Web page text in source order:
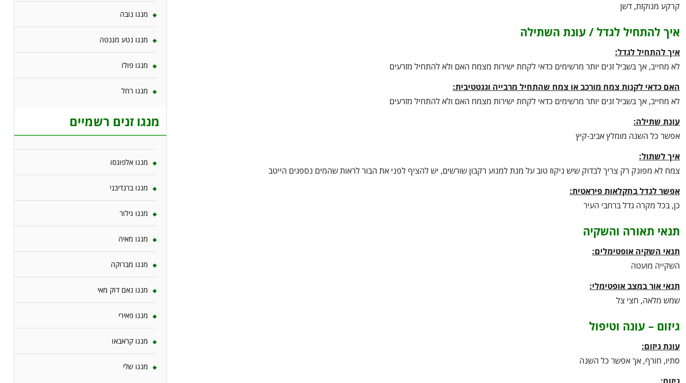
קרקע מנוקזת, דשן
איך להתחיל לגדל / עונת השתילה
איך להתחיל לגדל:
לא מחייב, אך בשביל זנים יותר מרשימים כדאי לקחת ישירות מצמח האם ולא להתחיל מזרעים
האם כדאי לקנות צמח מורכב או צמח שהתחיל מרבייה וגגטטיבית:
לא מחייב, אך בשביל זנים יותר מרשימים כדאי לקחת ישירות מצמח האם ולא להתחיל מזרעים
עונת שתילה:
אפשר כל השנה מומלץ אביב-קיץ
איך לשתול:
צמח לא מפונק רק צריך לבדוק שיש ניקוז טוב על מנת למנוע רקבון שורשים, יש להציף לפני את הבור לראות שהמים נספגים הייטב
אפשר לגדל בחקלאות פיראטית:
כן, בכל מקרה גדל ברחבי העיר
תנאי תאורה והשקיה
תנאי השקיה אופטימלים:
השקייה מועטה
תנאי אור במצב אופטימלי:
שמש מלאה, חצי צל
גיזום – עונה וטיפול
עונת גיזום:
סתיו, חורף, אך אפשר כל השנה
מנגו נובה
מנגו נטע מגנטה
מנגו פולו
מנגו רחל
מנגו זנים רשמיים
מנגו אלפונסו
מנגו ברנדיבני
מנגו גילור
מנגו מאיה
מנגו מברוקה
מנגו נאם דוק מאי
מנגו פאירי
מנגו קראבאו
מנגו שלי